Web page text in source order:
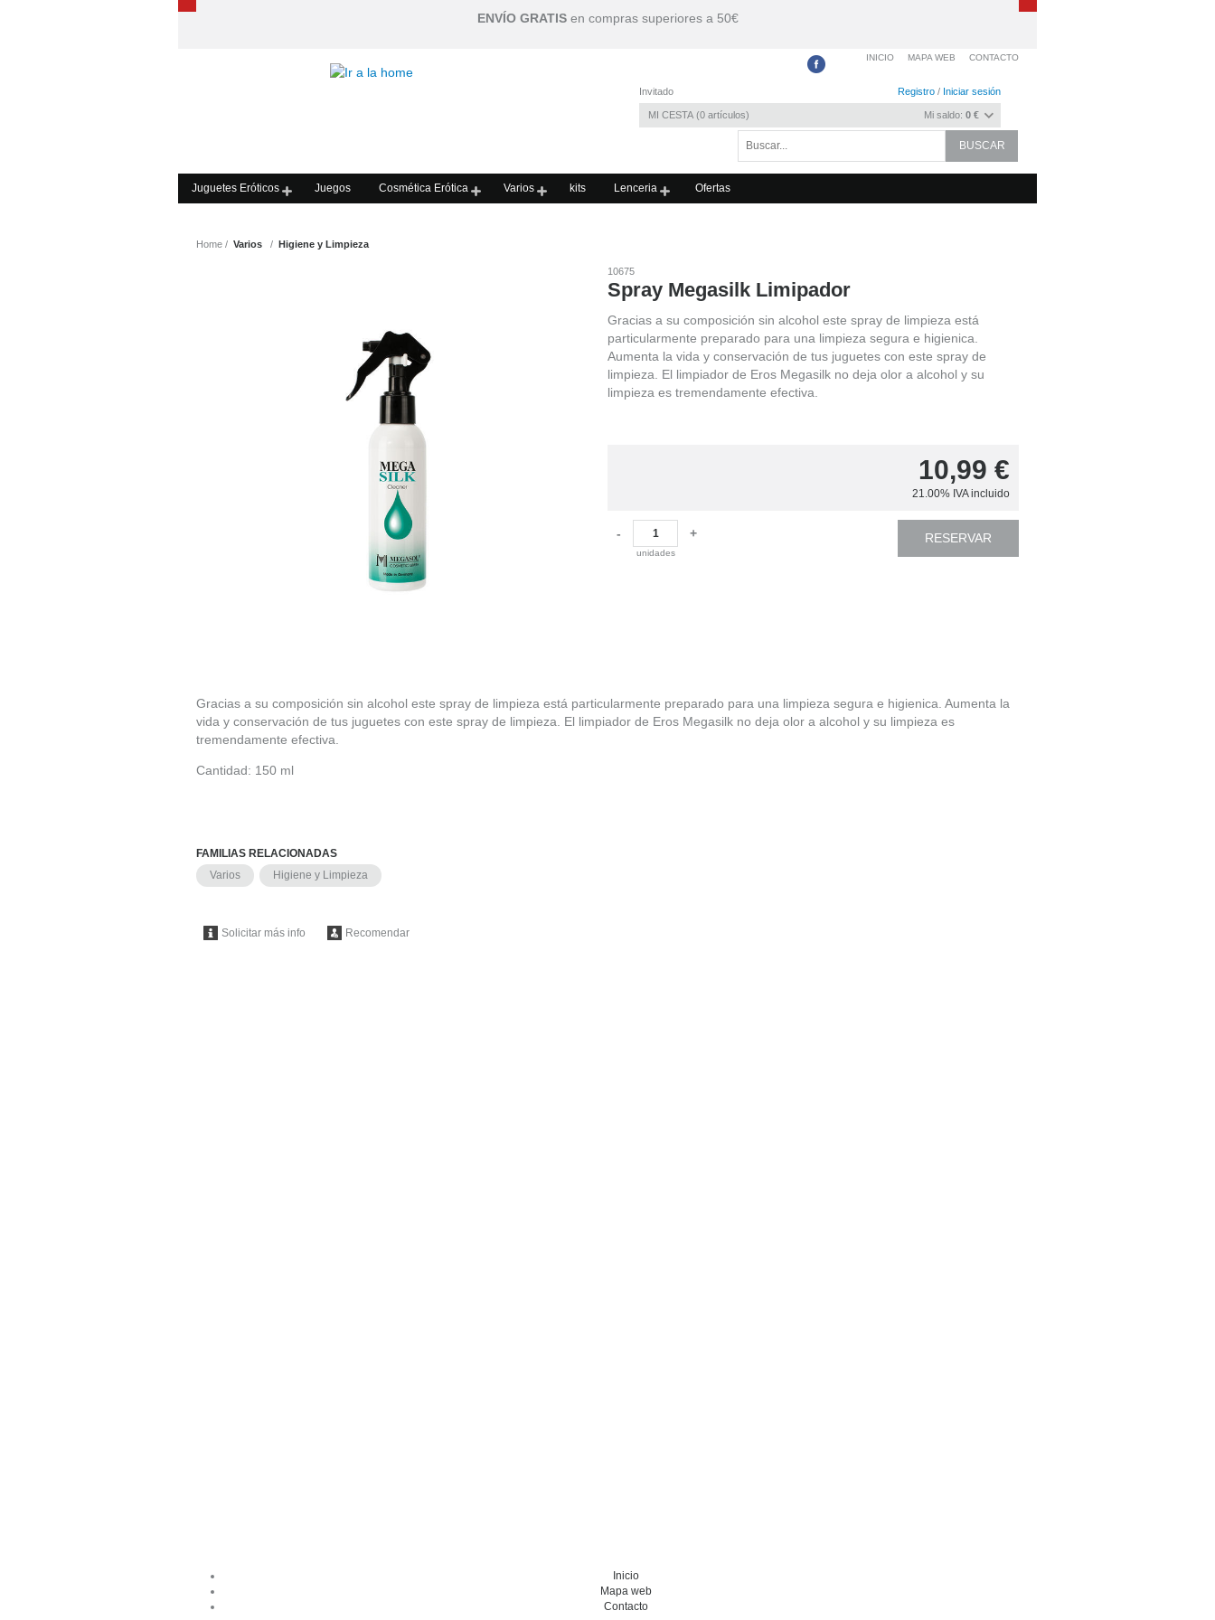
ENVÍO GRATISen compras superiores a 50€
Invitado Registro / Iniciar sesión
MI CESTA 0 artículos Mi saldo: 0 €
INICIO MAPA WEB CONTACTO
Juguetes Eróticos Juegos Cosmética Erótica Varios kits Lenceria Ofertas
Home Varios Higiene y Limpieza
10675
Spray Megasilk Limipador
Gracias a su composición sin alcohol este spray de limpieza está
particularmente preparado para una limpieza segura e higienica.
Aumenta la vida y conservación de tus juguetes con este spray de
limpieza. El limpiador de Eros Megasilk no deja olor a alcohol y su
limpieza es tremendamente efectiva.
10,99 €
21.00% IVA incluido
-
unidades
+ RESERVAR
Gracias a su composición sin alcohol este spray de limpieza está particularmente preparado para una limpieza segura e higienica. Aumenta la
vida y conservación de tus juguetes con este spray de limpieza. El limpiador de Eros Megasilk no deja olor a alcohol y su limpieza es
tremendamente efectiva.
Cantidad: 150 ml
FAMILIAS RELACIONADAS
Varios
Higiene y Limpieza
Solicitar más info Recomendar
Inicio
Mapa web
Contacto